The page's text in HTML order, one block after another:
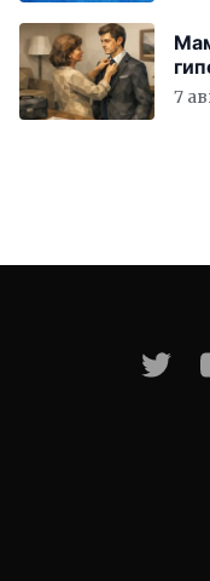
7